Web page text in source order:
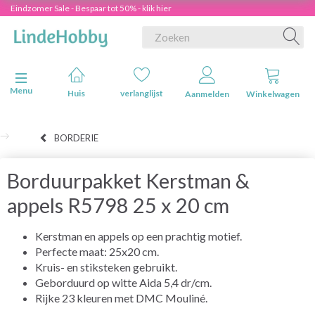
Eindzomer Sale - Bespaar tot 50% - klik hier
Navigatie in-/uitschakelen
Menu
Huis verlanglijst Aanmelden Winkelwagen
BORDERIE
Borduurpakket Kerstman &
appels R5798 25 x 20 cm
Kerstman en appels op een prachtig motief.
Perfecte maat: 25x20 cm.
Kruis- en stiksteken gebruikt.
Geborduurd op witte Aida 5,4 dr/cm.
Rijke 23 kleuren met DMC Mouliné.